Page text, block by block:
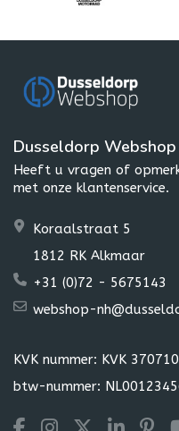
Dusseldorp Webshop
Heeft u vragen of
met onze klantenservice.
Koraalstraat 5
1812 RK Alkmaar
+31 (0)72 - 5675143
webshop-
KVK nummer: KVK
btw-nummer: